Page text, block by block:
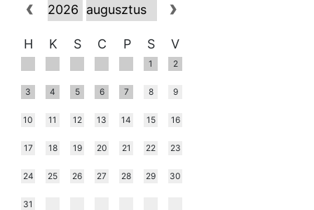
H K S C P S V
1 2
3 4 5 6 7 8 9
10 11 12 13 14 15 16
17 18 19 20 21 22 23
24 25 26 27 28 29 30
31